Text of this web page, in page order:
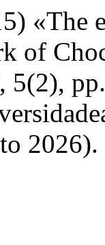
«The
of
, 5(2),
2026).